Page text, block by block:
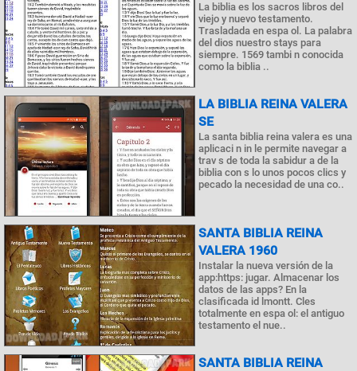
La biblia es los sacros libros del
viejo y nuevo testamento.
Trasladada en espa ol. La palabra
del dios nuestro stays para
siempre. 1569 tambi n conocida
como la biblia ..
LA BIBLIA REINA VALERA
SE
La santa biblia reina valera es una
aplicaci n in le permite navegar a
trav s de toda la sabidur a de la
biblia con s lo unos pocos clics y
pecado la necesidad de una co..
SANTA BIBLIA REINA
VALERA 1960
Instalar la nueva versión de la
app:https: jugar. Almacenar los
datos de las apps? En la
clasificada id lmontt. Cles
totalmente en espa ol: el antiguo
testamento el nue..
SANTA BIBLIA REINA